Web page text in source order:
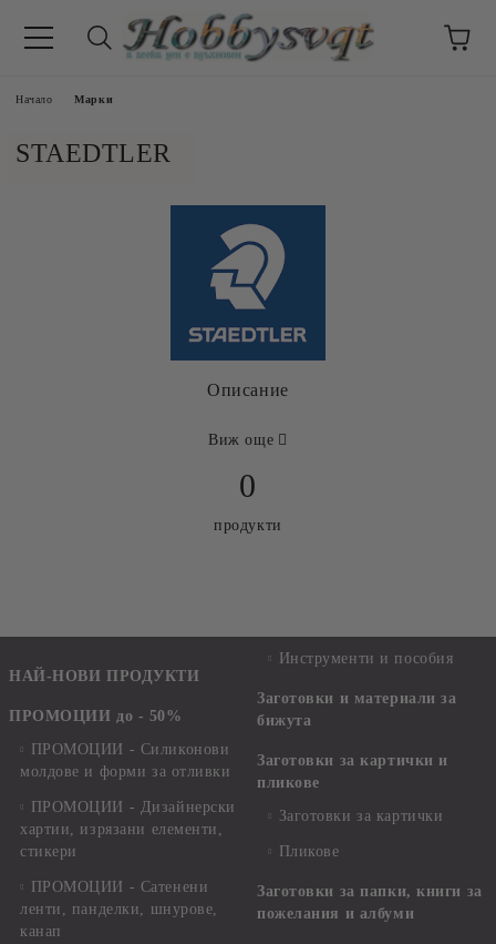
Начало Марки
STAEDTLER
Описание
Виж още
0
продукти
НАЙ-НОВИ ПРОДУКТИ
ПРОМОЦИИ до - 50%
ПРОМОЦИИ - Силиконови
молдове и форми за отливки
ПРОМОЦИИ - Дизайнерски
хартии, изрязани елементи,
стикери
ПРОМОЦИИ - Сатенени
ленти, панделки, шнурове,
канап
Инструменти и пособия
Заготовки и материали за
бижута
Заготовки за картички и
пликове
Заготовки за картички
Пликове
Заготовки за папки, книги за
пожелания и албуми